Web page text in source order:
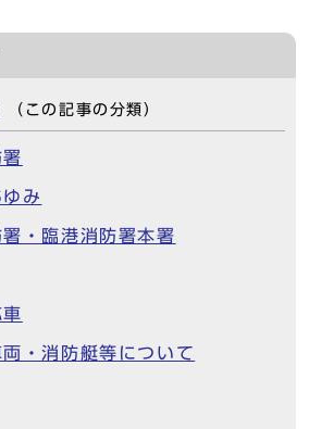
（この記事の分類）
み
・臨港消防署本署
・消防艇等について